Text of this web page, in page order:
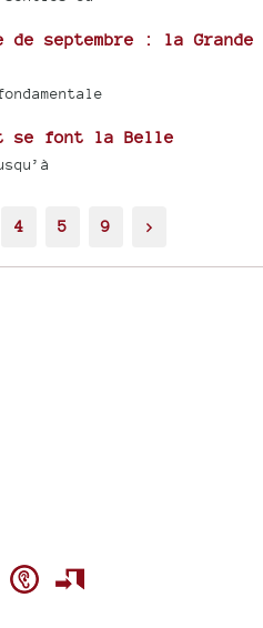
de septembre : la Grande
se font la Belle
4 5 9 >